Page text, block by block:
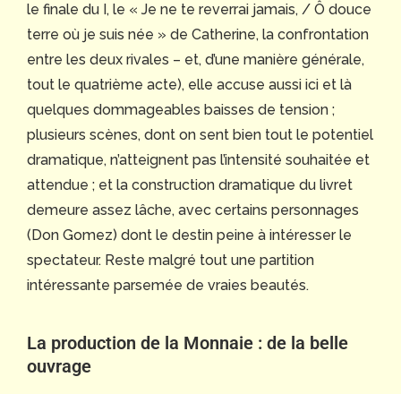
le finale du I, le « Je ne te reverrai jamais, / Ô douce
terre où je suis née » de Catherine, la confrontation
entre les deux rivales – et, d’une manière générale,
tout le quatrième acte), elle accuse aussi ici et là
quelques dommageables baisses de tension ;
plusieurs scènes, dont on sent bien tout le potentiel
dramatique, n’atteignent pas l’intensité souhaitée et
attendue ; et la construction dramatique du livret
demeure assez lâche, avec certains personnages
(Don Gomez) dont le destin peine à intéresser le
spectateur. Reste malgré tout une partition
intéressante parsemée de vraies beautés.
La production de la Monnaie : de la belle
ouvrage